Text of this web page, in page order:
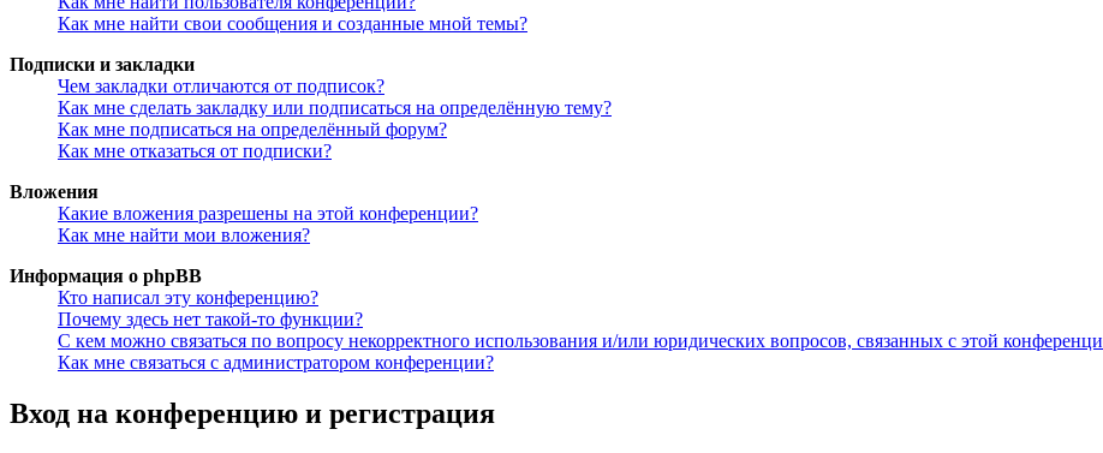
Как мне найти свои сообщения и созданные мной темы?
Подписки и закладки
Чем закладки отличаются от подписок?
Как мне сделать закладку или подписаться на определённую тему?
Как мне подписаться на определённый форум?
Как мне отказаться от подписки?
Вложения
Какие вложения разрешены на этой конференции?
Как мне найти мои вложения?
Информация о phpBB
Кто написал эту конференцию?
Почему здесь нет такой-то функции?
С кем можно связаться по вопросу некорректного использования и/или юридических вопросов, связанных с этой
Как мне связаться с администратором конференции?
Вход на конференцию и регистрация